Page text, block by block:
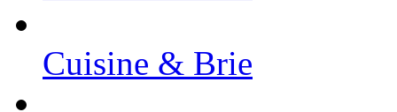
Cuisine & Brie